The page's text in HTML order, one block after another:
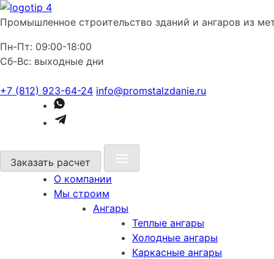
Промышленное строительство зданий и ангаров из
Пн-Пт: 09:00-18:00
Сб-Вс: выходные дни
+7 (812) 923-64-24 info@promstalzdanie.ru
Заказать расчет
О компании
Мы строим
Ангары
Теплые ангары
Холодные ангары
Каркасные ангары